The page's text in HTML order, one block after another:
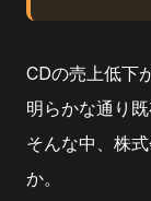
CDの売上低下
明らかな通り
そんな中、株
か。